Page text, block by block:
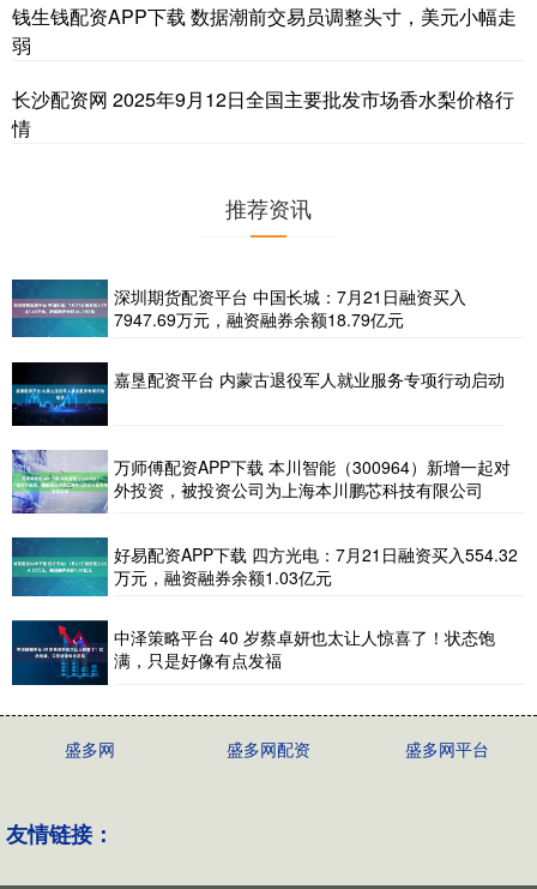
钱生钱配资APP下载 数据潮前交易员调整头寸，美元小幅走
弱
长沙配资网 2025年9月12日全国主要批发市场香水梨价格行
情
推荐资讯
深圳期货配资平台 中国长城：7月21日融资买入
7947.69万元，融资融券余额18.79亿元
嘉垦配资平台 内蒙古退役军人就业服务专项行动启动
万师傅配资APP下载 本川智能（300964）新增一起对
外投资，被投资公司为上海本川鹏芯科技有限公司
好易配资APP下载 四方光电：7月21日融资买入554.32
万元，融资融券余额1.03亿元
中泽策略平台 40 岁蔡卓妍也太让人惊喜了！状态饱
满，只是好像有点发福
盛多网 盛多网配资 盛多网平台
友情链接：